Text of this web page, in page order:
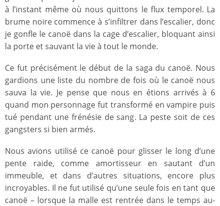
à l’instant même où nous quittons le flux temporel. La
brume noire commence à s’infiltrer dans l’escalier, donc
je gonfle le canoë dans la cage d’escalier, bloquant ainsi
la porte et sauvant la vie à tout le monde.
Ce fut précisément le début de la saga du canoë. Nous
gardions une liste du nombre de fois où le canoë nous
sauva la vie. Je pense que nous en étions arrivés à 6
quand mon personnage fut transformé en vampire puis
tué pendant une frénésie de sang. La peste soit de ces
gangsters si bien armés.
Nous avions utilisé ce canoë pour glisser le long d’une
pente raide, comme amortisseur en sautant d’un
immeuble, et dans d’autres situations, encore plus
incroyables. Il ne fut utilisé qu’une seule fois en tant que
canoë – lorsque la malle est rentrée dans le temps au-